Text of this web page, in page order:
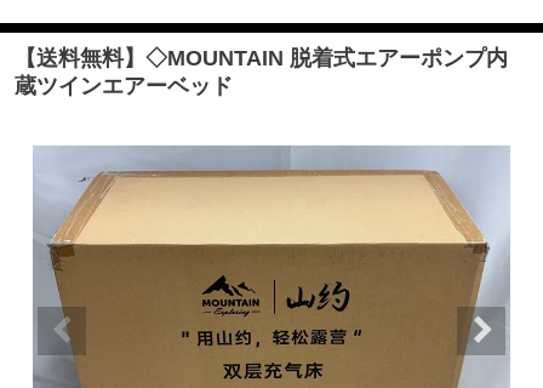
【送料無料】◇MOUNTAIN 脱着式エアーポンプ内
蔵ツインエアーベッド